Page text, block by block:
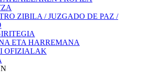
ZIBILA / JUZGADO DE PAZ /
ETA HARREMANA
OFIZIALAK